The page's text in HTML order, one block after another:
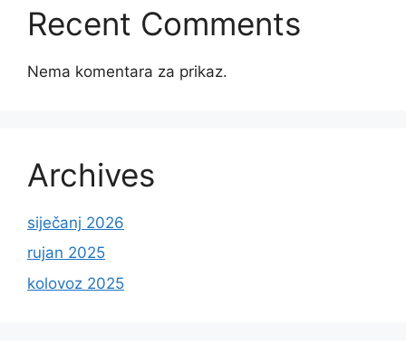
Recent Comments
Nema komentara za prikaz.
Archives
siječanj 2026
rujan 2025
kolovoz 2025